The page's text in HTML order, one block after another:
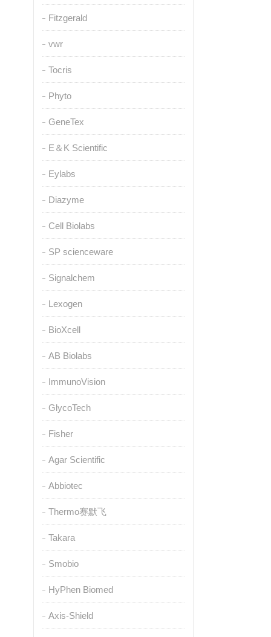
Fitzgerald
vwr
Tocris
Phyto
GeneTex
E＆K Scientific
Eylabs
Diazyme
Cell Biolabs
SP scienceware
Signalchem
Lexogen
BioXcell
AB Biolabs
ImmunoVision
GlycoTech
Fisher
Agar Scientific
Abbiotec
Thermo赛默飞
Takara
Smobio
HyPhen Biomed
Axis-Shield